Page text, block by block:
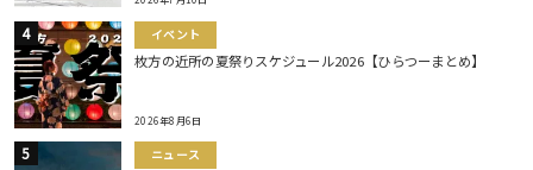
イベント
枚方の近所の夏祭りスケジュール2026【ひらつーまとめ】
2026年8月6日
ニュース